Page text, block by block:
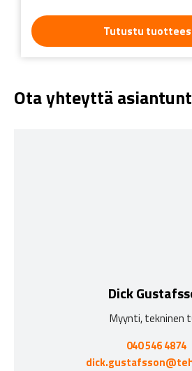
Tutustu
Ota yhteyttä
Dick
Myynti, tekninen
040 546 4874